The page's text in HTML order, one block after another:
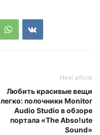
Next article
Любить красивые вещи
легко: полочники Monitor
Audio Studio в обзоре
портала «The Abso!ute
Sound»